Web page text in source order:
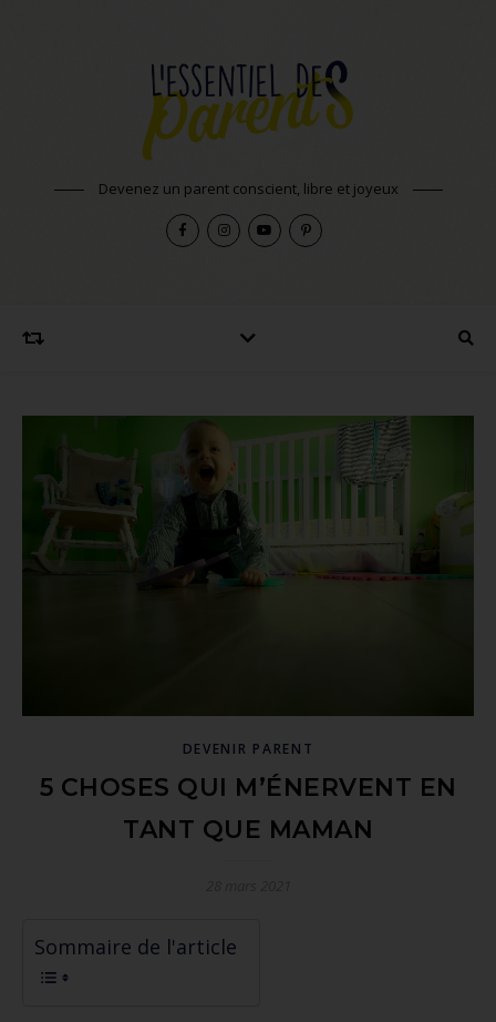
Devenez un parent conscient, libre et joyeux
DEVENIR PARENT
5 CHOSES QUI M’ÉNERVENT EN
TANT QUE MAMAN
Sommaire de l'article